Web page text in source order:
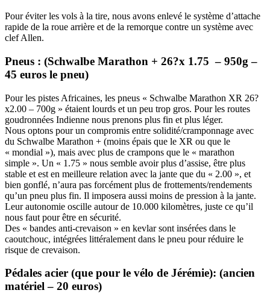
Pour éviter les vols à la tire, nous avons enlevé le système d’attache
rapide de la roue arrière et de la remorque contre un système avec
clef Allen.
Pneus : (Schwalbe Marathon + 26?x 1.75 – 950g –
45 euros le pneu)
Pour les pistes Africaines, les pneus « Schwalbe Marathon XR 26?
x2.00 – 700g » étaient lourds et un peu trop gros. Pour les routes
goudronnées Indienne nous prenons plus fin et plus léger.
Nous optons pour un compromis entre solidité/cramponnage avec
du Schwalbe Marathon + (moins épais que le XR ou que le
« mondial »), mais avec plus de crampons que le « marathon
simple ». Un « 1.75 » nous semble avoir plus d’assise, être plus
stable et est en meilleure relation avec la jante que du « 2.00 », et
bien gonflé, n’aura pas forcément plus de frottements/rendements
qu’un pneu plus fin. Il imposera aussi moins de pression à la jante.
Leur autonomie oscille autour de 10.000 kilomètres, juste ce qu’il
nous faut pour être en sécurité.
Des « bandes anti-crevaison » en kevlar sont insérées dans le
caoutchouc, intégrées littéralement dans le pneu pour réduire le
risque de crevaison.
Pédales acier (que pour le vélo de Jérémie): (ancien
matériel – 20 euros)